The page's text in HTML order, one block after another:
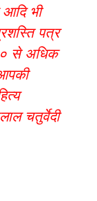
आदि भी
पत्र
से अधिक
चतुर्वेदी